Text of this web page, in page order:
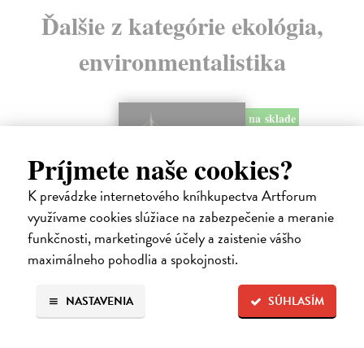
Príjmete naše cookies?
K prevádzke internetového kníhkupectva Artforum
využívame cookies slúžiace na zabezpečenie a meranie
funkčnosti, marketingové účely a zaistenie vášho
maximálneho pohodlia a spokojnosti.
SÚHLASÍM
NASTAVENIA
Ďalšie z kategórie ekológia,
environmentalistika
na sklade
Smrť stromu